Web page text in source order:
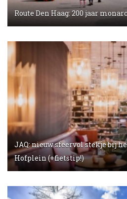
Route Den Haag: 200 jaar
JAQ: nieuw sfeervol stekje bij
Hofplein (+fietstip!)